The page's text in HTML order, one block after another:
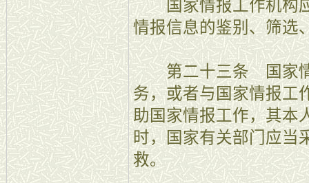
国家情报工作机构应
情报信息的鉴别、筛选
第二十三条 国家情
务，或者与国家情报工
助国家情报工作，其本
时，国家有关部门应当
救。